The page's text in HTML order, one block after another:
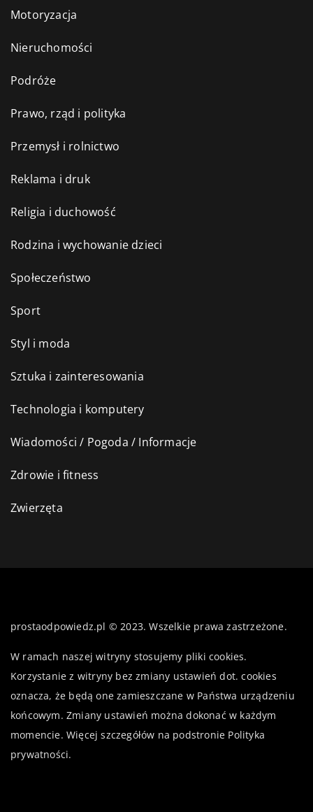
Motoryzacja
Nieruchomości
Podróże
Prawo, rząd i polityka
Przemysł i rolnictwo
Reklama i druk
Religia i duchowość
Rodzina i wychowanie dzieci
Społeczeństwo
Sport
Styl i moda
Sztuka i zainteresowania
Technologia i komputery
Wiadomości / Pogoda / Informacje
Zdrowie i fitness
Zwierzęta
prostaodpowiedz.pl © 2023. Wszelkie prawa zastrzeżone.
W ramach naszej witryny stosujemy pliki cookies.
Korzystanie z witryny bez zmiany ustawień dot. cookies
oznacza, że będą one zamieszczane w Państwa urządzeniu
końcowym. Zmiany ustawień można dokonać w każdym
momencie. Więcej szczegółów na podstronie Polityka
prywatności.